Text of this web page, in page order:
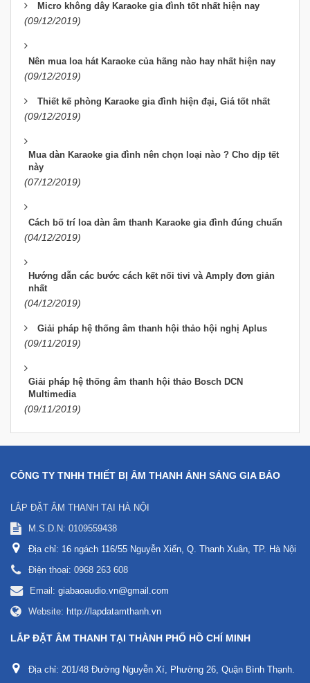
Micro không dây Karaoke gia đình tốt nhất hiện nay
(09/12/2019)
Nên mua loa hát Karaoke của hãng nào hay nhất hiện nay
(09/12/2019)
Thiết kế phòng Karaoke gia đình hiện đại, Giá tốt nhất
(09/12/2019)
Mua dàn Karaoke gia đình nên chọn loại nào ? Cho dịp tết
này
(07/12/2019)
Cách bố trí loa dàn âm thanh Karaoke gia đình đúng chuẩn
(04/12/2019)
Hướng dẫn các bước cách kết nối tivi và Amply đơn giản
nhất
(04/12/2019)
Giải pháp hệ thống âm thanh hội thảo hội nghị Aplus
(09/11/2019)
Giải pháp hệ thống âm thanh hội thảo Bosch DCN
Multimedia
(09/11/2019)
CÔNG TY TNHH THIẾT BỊ ÂM THANH ÁNH SÁNG GIA BẢO
LẮP ĐẶT ÂM THANH TẠI HÀ NỘI
M.S.D.N: 0109559438
Địa chỉ: 16 ngách 116/55 Nguyễn Xiển, Q. Thanh Xuân, TP. Hà Nội
Điện thoại: 0968 263 608
Email: giabaoaudio.vn@gmail.com
Website: http://lapdatamthanh.vn
LẮP ĐẶT ÂM THANH TẠI THÀNH PHỐ HỒ CHÍ MINH
Địa chỉ: 201/48 Đường Nguyễn Xí, Phường 26, Quận Bình Thạnh.